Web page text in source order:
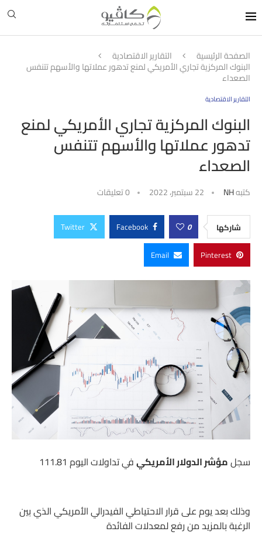
الصفحة الرئيسية التقارير الاقتصادية
البنوك المركزية تجاري الأمريكي لمنع تدهور عملاتها والأسهم تتنفس
الصعداء
التقارير الاقتصادية
البنوك المركزية تجاري الأمريكي لمنع
تدهور عملاتها والأسهم تتنفس
الصعداء
كتبهNH 22 سبتمبر، 2022 0 تعليقات
شاركها 0
Facebook
Twitter
Pinterest
Email
سجلمؤشر الدولار الأمريكيفي تداولات اليوم 111.81
وذلك بعد يوم على قرار الاحتياطي الفيدرالي الأمريكي الذي بين
الرغبة بالمزيد من رفع لمعدلات الفائدة